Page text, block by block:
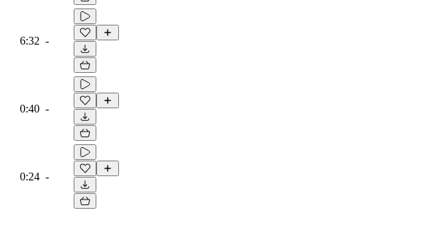
6:32 -
0:40 -
0:24 -